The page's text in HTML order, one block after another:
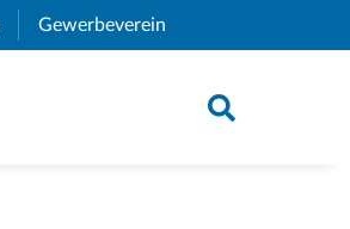
(External Link)
Gewerbeverein